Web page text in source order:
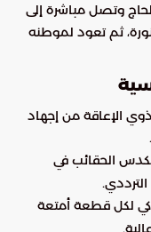
وتصل مباشرة إلى
ثم تعود لموطنه
الإعاقة من إجهاد
الحقائب في
لكل قطعة أمتعة